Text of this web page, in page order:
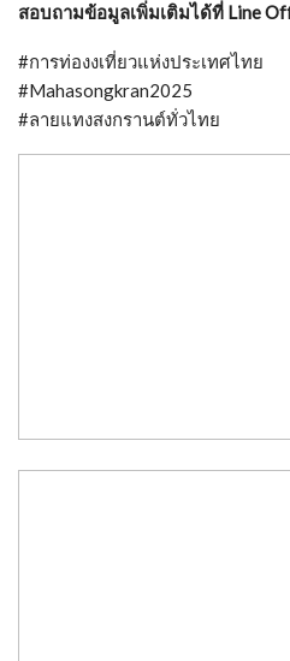
สอบถามข้อมูลเพิ่มเติมได้ที่ Line
#การท่องงเที่ยวแห่งประเทศไทย
#Mahasongkran2025
#ลายแทงสงกรานต์ทั่วไทย